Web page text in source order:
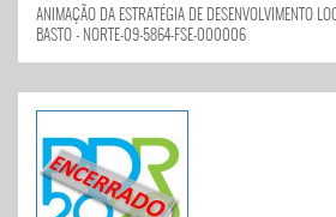
ANIMAÇÃO DA ESTRATÉGIA DE DESENVOLVIMENTO
BASTO - NORTE-09-5864-FSE-000006